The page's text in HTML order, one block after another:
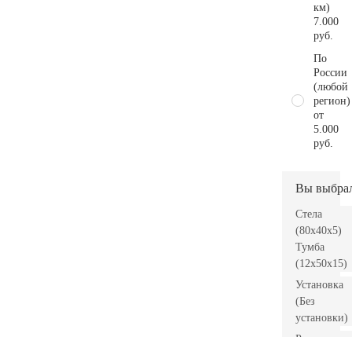
км)
7.000
руб.
По
России
(любой
регион)
от
5.000
руб.
Вы
Стела
(80x40x5)
Тумба
(12x50x15)
Установка
(Без
установки)